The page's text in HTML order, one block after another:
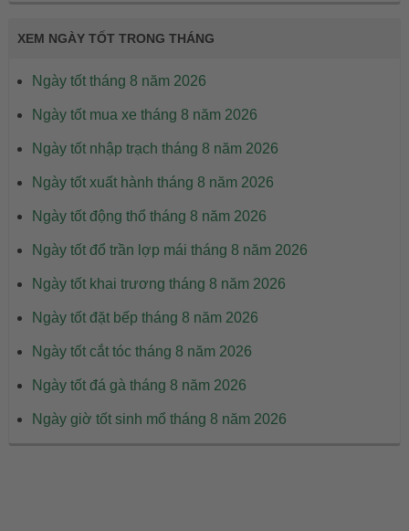
XEM NGÀY TỐT TRONG THÁNG
Ngày tốt tháng 8 năm 2026
Ngày tốt mua xe tháng 8 năm 2026
Ngày tốt nhập trạch tháng 8 năm 2026
Ngày tốt xuất hành tháng 8 năm 2026
Ngày tốt động thổ tháng 8 năm 2026
Ngày tốt đổ trần lợp mái tháng 8 năm 2026
Ngày tốt khai trương tháng 8 năm 2026
Ngày tốt đặt bếp tháng 8 năm 2026
Ngày tốt cắt tóc tháng 8 năm 2026
Ngày tốt đá gà tháng 8 năm 2026
Ngày giờ tốt sinh mổ tháng 8 năm 2026